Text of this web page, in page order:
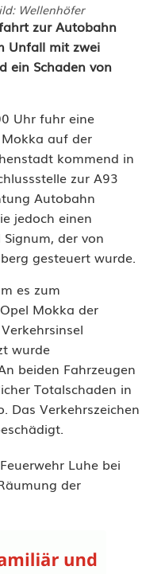
Wellenhöfer
zur Autobahn
Unfall mit zwei
ein Schaden von
Uhr fuhr eine
auf der
kommend in
zur A93
Autobahn
jedoch einen
der von
gesteuert wurde.
es zum
Mokka der
wurde
beiden Fahrzeugen
Totalschaden in
Das Verkehrszeichen
Luhe bei
der